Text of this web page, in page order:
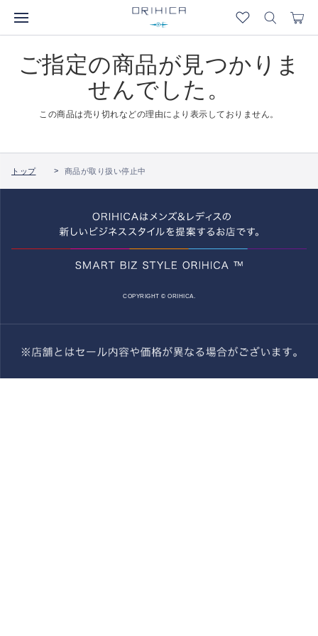
ご指定の商品が見つかりま
せんでした。
この商品は売り切れなどの理由により表示しておりません。
トップ 商品が取り扱い停止中
COPYRIGHT © ORIHICA.